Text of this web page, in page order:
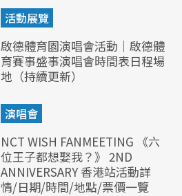
活動展覽
啟德體育園演唱會活動｜啟德體
育賽事盛事演唱會時間表日程場
地（持續更新）
演唱會
NCT WISH FANMEETING 《六
位王子都想娶我？》 2ND
ANNIVERSARY 香港站活動詳
情/日期/時間/地點/票價一覽